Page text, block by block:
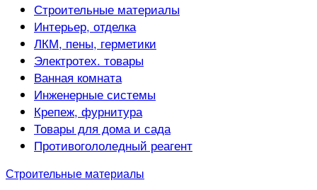
Строительные материалы
Интерьер, отделка
ЛКМ, пены, герметики
Электротех. товары
Ванная комната
Инженерные системы
Крепеж, фурнитура
Товары для дома и сада
Противогололедный реагент
Строительные материалы